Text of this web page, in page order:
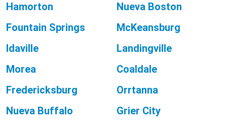
Hamorton
Nueva Boston
Fountain Springs
McKeansburg
Idaville
Landingville
Morea
Coaldale
Fredericksburg
Orrtanna
Nueva Buffalo
Grier City